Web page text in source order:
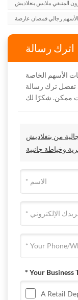
المتبقي ملابس بنغلاديش
رجالي قمصان عارضة
اترك رسالة
الأسهم الخاصة
تفضل ترك رسالة
من بنغلاديش
وخياطة جانبية
* Your Business
A Retail